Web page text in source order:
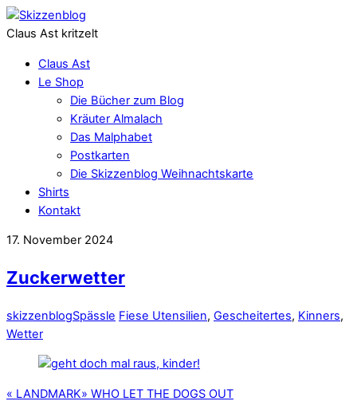
Claus Ast kritzelt
Claus Ast
Le Shop
Die Bücher zum Blog
Kräuter Almalach
Das Malphabet
Postkarten
Die Skizzenblog Weihnachtskarte
Shirts
Kontakt
17. November 2024
Zuckerwetter
skizzenblogSpässle Fiese Utensilien, Gescheitertes, Kinners,
Wetter
« LANDMARK» WHO LET THE DOGS OUT